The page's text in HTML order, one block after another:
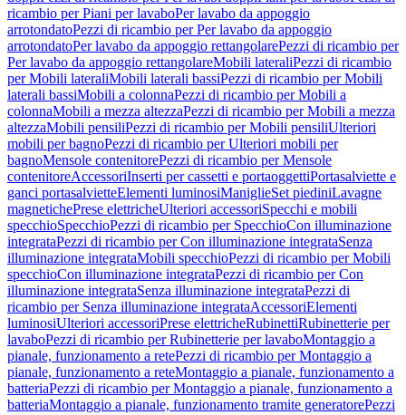
ricambio per Piani per lavaboPer lavabo da appoggio
arrotondatoPezzi di ricambio per Per lavabo da appoggio
arrotondatoPer lavabo da appoggio rettangolarePezzi di ricambio per
Per lavabo da appoggio rettangolareMobili lateraliPezzi di ricambio
per Mobili lateraliMobili laterali bassiPezzi di ricambio per Mobili
laterali bassiMobili a colonnaPezzi di ricambio per Mobili a
colonnaMobili a mezza altezzaPezzi di ricambio per Mobili a mezza
altezzaMobili pensiliPezzi di ricambio per Mobili pensiliUlteriori
mobili per bagnoPezzi di ricambio per Ulteriori mobili per
bagnoMensole contenitorePezzi di ricambio per Mensole
contenitoreAccessoriInserti per cassetti e portaoggettiPortasalviette e
ganci portasalvietteElementi luminosiManiglieSet piediniLavagne
magnetichePrese elettricheUlteriori accessoriSpecchi e mobili
specchioSpecchioPezzi di ricambio per SpecchioCon illuminazione
integrataPezzi di ricambio per Con illuminazione integrataSenza
illuminazione integrataMobili specchioPezzi di ricambio per Mobili
specchioCon illuminazione integrataPezzi di ricambio per Con
illuminazione integrataSenza illuminazione integrataPezzi di
ricambio per Senza illuminazione integrataAccessoriElementi
luminosiUlteriori accessoriPrese elettricheRubinettiRubinetterie per
lavaboPezzi di ricambio per Rubinetterie per lavaboMontaggio a
pianale, funzionamento a retePezzi di ricambio per Montaggio a
pianale, funzionamento a reteMontaggio a pianale, funzionamento a
batteriaPezzi di ricambio per Montaggio a pianale, funzionamento a
batteriaMontaggio a pianale, funzionamento tramite generatorePezzi